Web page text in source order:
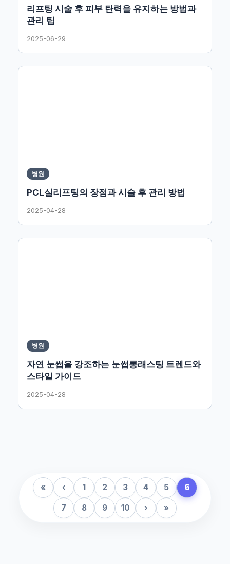
리프팅 시술 후 피부 탄력을 유지하는 방법과
관리 팁
2025-06-29
병원
PCL실리프팅의 장점과 시술 후 관리 방법
2025-04-28
병원
자연 눈썹을 강조하는 눈썹롱래스팅 트렌드와
스타일 가이드
2025-04-28
« ‹ 1 2 3 4 5 6
7 8 9 10 › »